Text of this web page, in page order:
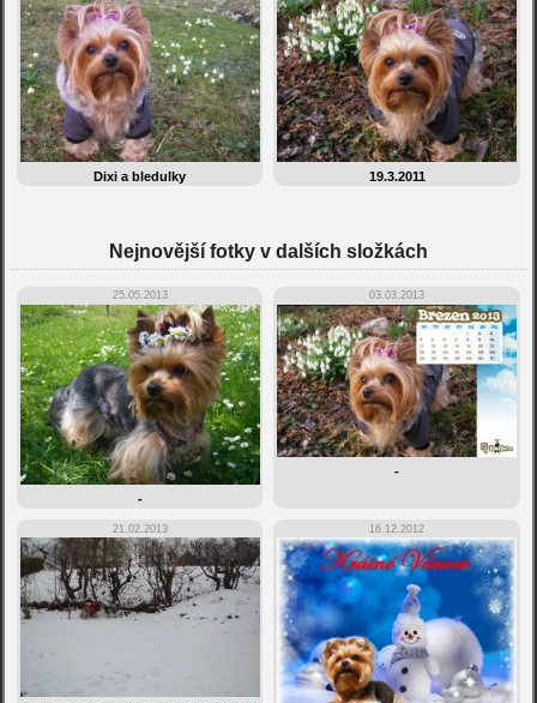
Dixi a bledulky 19.3.2011
Nejnovější fotky v dalších složkách
25.05.2013
-
03.03.2013
-
21.02.2013 16.12.2012